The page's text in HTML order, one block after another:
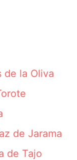
de la Oliva
de Jarama
de Tajo